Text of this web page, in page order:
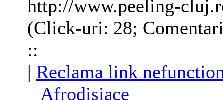
http://www.peeling-
(Click-uri: 28;
::
| Reclama link
Afrodisiace